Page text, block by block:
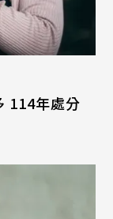
114年處分